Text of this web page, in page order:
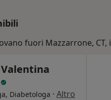
fuori Mazzarrone, CT,
Diabetologa · Altro